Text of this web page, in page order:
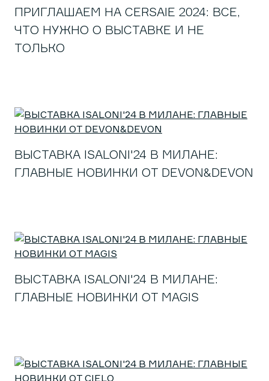
ПРИГЛАШАЕМ НА CERSAIE 2024: ВСЕ,
ЧТО НУЖНО О ВЫСТАВКЕ И НЕ
ТОЛЬКО
ВЫСТАВКА ISALONI'24 В МИЛАНЕ:
ГЛАВНЫЕ НОВИНКИ ОТ DEVON&DEVON
ВЫСТАВКА ISALONI'24 В МИЛАНЕ:
ГЛАВНЫЕ НОВИНКИ ОТ MAGIS